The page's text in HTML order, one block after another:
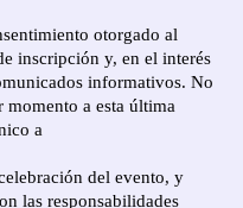
otorgado al
inscripción y, en el interés
informativos. No
momento a esta última
a
del evento, y
las responsabilidades